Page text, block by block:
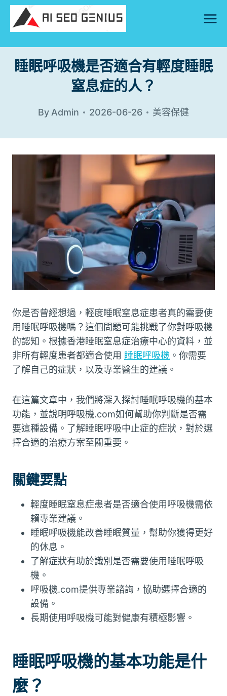
Skip
content
睡眠呼吸機是否適合有輕度睡眠
窒息症的人？
By Admin 2026-06-26 美容保健
你是否曾經想過，輕度睡眠窒息症患者真的需要使
用睡眠呼吸機嗎？這個問題可能挑戰了你對呼吸機
的認知。根據香港睡眠窒息症治療中心的資料，並
非所有輕度患者都適合使用 睡眠呼吸機 。你需要
了解自己的症狀，以及專業醫生的建議。
在這篇文章中，我們將深入探討睡眠呼吸機的基本
功能，並說明呼吸機.com如何幫助你判斷是否需
要這種設備。了解睡眠呼吸中止症的症狀，對於選
擇合適的治療方案至關重要。
關鍵要點
輕度睡眠窒息症患者是否適合使用呼吸機需依
賴專業建議。
睡眠呼吸機能改善睡眠質量，幫助你獲得更好
的休息。
了解症狀有助於識別是否需要使用睡眠呼吸
機。
呼吸機.com提供專業諮詢，協助選擇合適的
設備。
長期使用呼吸機可能對健康有積極影響。
睡眠呼吸機的基本功能是什
麼？